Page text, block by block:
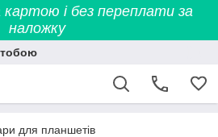
і без переплати за
наложку
для планшетів